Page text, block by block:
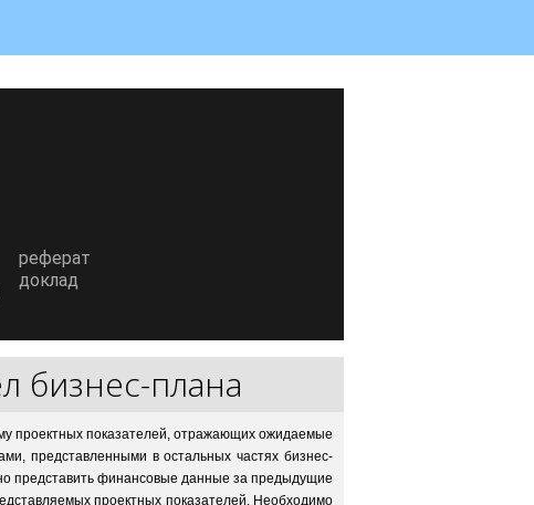
реферат
доклад
бизнес-плана
проектных показателей, отражающих ожидаемые
представленными в остальных частях бизнес-
представить финансовые данные за предыдущие
проектных показателей. Необходимо